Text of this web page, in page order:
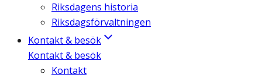
Riksdagens historia
Riksdagsförvaltningen
Kontakt & besök
Kontakt & besök
Kontakt